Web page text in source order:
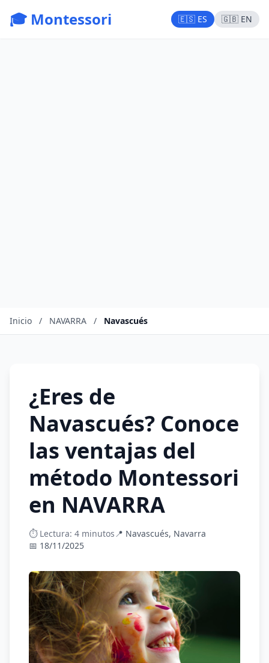
🎓 Montessori 🇪🇸 ES 🇬🇧 EN
Inicio / NAVARRA / Navascués
¿Eres de
Navascués? Conoce
las ventajas del
método Montessori
en NAVARRA
⏱️ Lectura: 4 minutos📍 Navascués, Navarra
📅 18/11/2025